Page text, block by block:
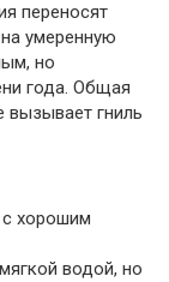
переносят
умеренную
но
года. Общая
гниль
с хорошим
водой, но